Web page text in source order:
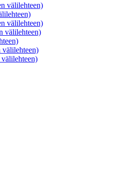
välilehteen)
välilehteen)
välilehteen)
välilehteen)